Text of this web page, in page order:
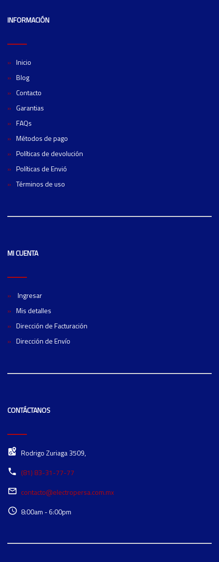
INFORMACIÓN
Inicio
Blog
Contacto
Garantias
FAQs
Métodos de pago
Políticas de devolución
Políticas de Envió
Términos de uso
MI CUENTA
Ingresar
Mis detalles
Dirección de Facturación
Dirección de Envío
CONTÁCTANOS
Rodrigo Zuriaga 3509,
(81) 83-31-77-77
contacto@electropersa.com.mx
8:00am - 6:00pm